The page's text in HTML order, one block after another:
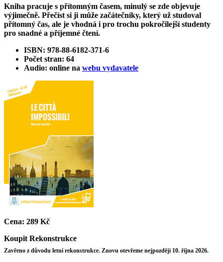
Kniha pracuje s přítomným časem, minulý se zde objevuje
výjimečně. Přečíst si ji může začátečníky, který už studoval
přítomný čas, ale je vhodná i pro trochu pokročilejší studenty
pro snadné a příjemné čtení.
ISBN: 978-88-6182-371-6
Počet stran: 64
Audio: online na webu vydavatele
Cena: 289 Kč
Koupit Rekonstrukce
Zavřeno z důvodu letní rekonstrukce. Znovu otevřeme nejpozději 10. října 2026.